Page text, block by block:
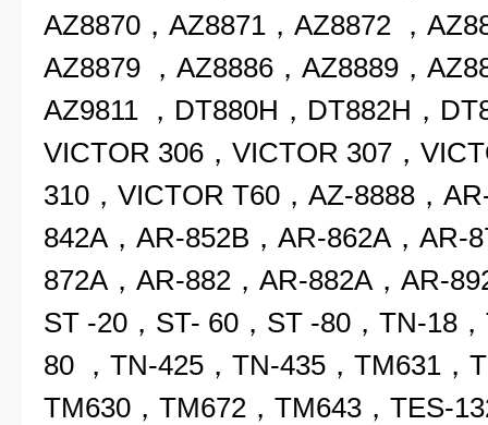
AZ8870，AZ8871，AZ8872 ，
AZ8879 ，AZ8886，AZ8889，
AZ9811 ，DT880H，DT882H，
VICTOR 306，VICTOR 307，
310，VICTOR T60，AZ-8888，
842A，AR-852B，AR-862A，AR-
872A，AR-882，AR-882A，AR-
ST -20，ST- 60，ST -80，TN-18
80 ，TN-425，TN-435，TM631，
TM630，TM672，TM643，TES-